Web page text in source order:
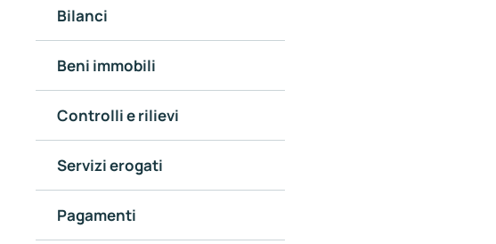
Bilanci
Beni immobili
Controlli e rilievi
Servizi erogati
Pagamenti